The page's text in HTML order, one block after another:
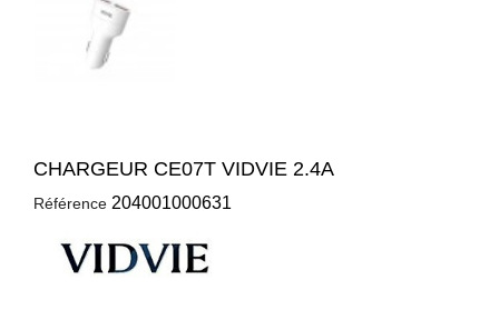
CHARGEUR CE07T VIDVIE 2.4A
Référence 204001000631